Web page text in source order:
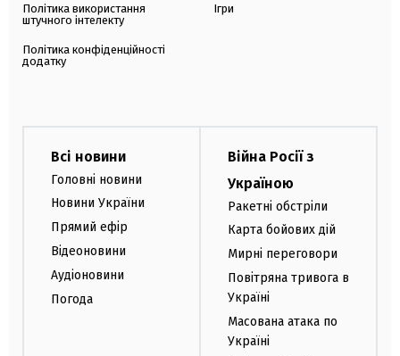
Політика використання
штучного інтелекту
Політика конфіденційності
додатку
Ігри
Всі новини
Головні новини
Новини України
Прямий ефір
Відеоновини
Аудіоновини
Погода
Війна Росії з
Україною
Ракетні обстріли
Карта бойових дій
Мирні переговори
Повітряна тривога в
Україні
Масована атака по
Україні